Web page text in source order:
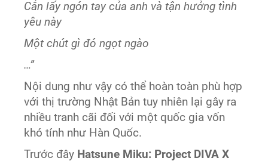
Cắn lấy ngón tay của anh và tận hưởng tình
yêu này
Một chút gì đó ngọt ngào
…”
Nội dung như vậy có thể hoàn toàn phù hợp
với thị trường Nhật Bản tuy nhiên lại gây ra
nhiều tranh cãi đối với một quốc gia vốn
khó tính như Hàn Quốc.
Trước đây Hatsune Miku: Project DIVA X